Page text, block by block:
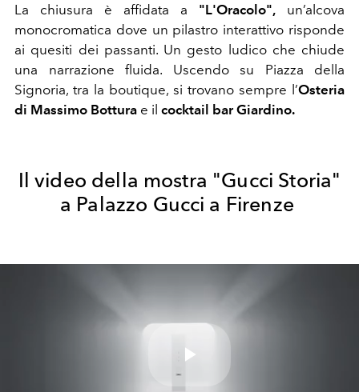
La chiusura è affidata a "L'Oracolo", un’alcova
monocromatica dove un pilastro interattivo risponde
ai quesiti dei passanti. Un gesto ludico che chiude
una narrazione fluida. Uscendo su Piazza della
Signoria, tra la boutique, si trovano sempre l’Osteria
di Massimo Bottura e il cocktail bar Giardino.
Il video della mostra "Gucci Storia"
a Palazzo Gucci a Firenze